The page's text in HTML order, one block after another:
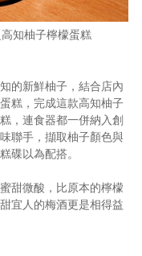
知柚子檸檬蛋糕
的新鮮柚子，結合店內
糕，完成這款高知柚子
，連食器都一併納入創
聯手，擷取柚子顏色與
碟以為配搭。
甜微酸，比原本的檸檬
宜人的梅酒更是相得益